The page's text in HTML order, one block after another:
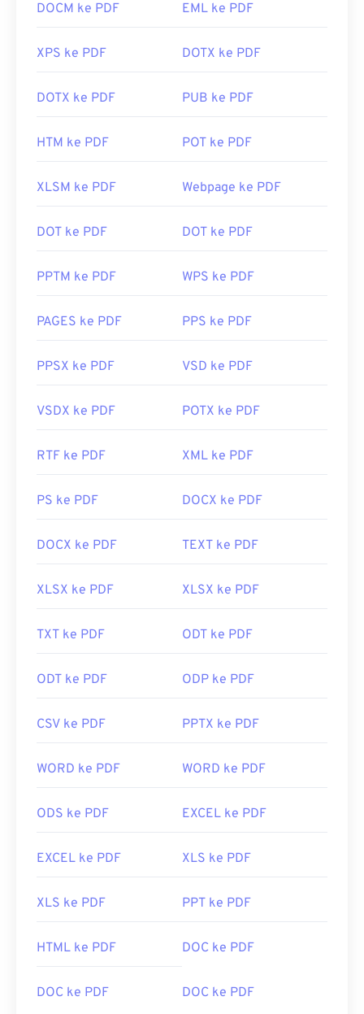
DOCM ke PDF EML ke PDF
XPS ke PDF DOTX ke PDF
DOTX ke PDF PUB ke PDF
HTM ke PDF POT ke PDF
XLSM ke PDF Webpage ke PDF
DOT ke PDF DOT ke PDF
PPTM ke PDF WPS ke PDF
PAGES ke PDF PPS ke PDF
PPSX ke PDF VSD ke PDF
VSDX ke PDF POTX ke PDF
RTF ke PDF XML ke PDF
PS ke PDF DOCX ke PDF
DOCX ke PDF TEXT ke PDF
XLSX ke PDF XLSX ke PDF
TXT ke PDF ODT ke PDF
ODT ke PDF ODP ke PDF
CSV ke PDF PPTX ke PDF
WORD ke PDF WORD ke PDF
ODS ke PDF EXCEL ke PDF
EXCEL ke PDF XLS ke PDF
XLS ke PDF PPT ke PDF
HTML ke PDF DOC ke PDF
DOC ke PDF DOC ke PDF